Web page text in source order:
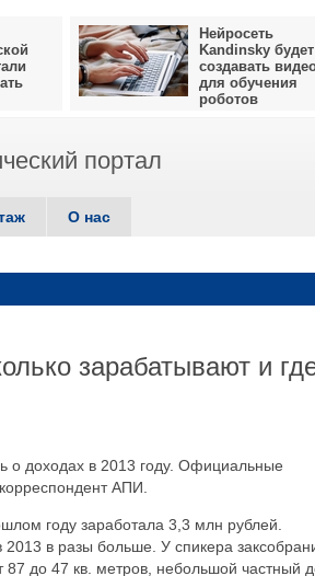
Нейросеть
Kandinsky будет
создавать
для обучения
роботов
портал
О нас
зарабатывают и
о доходах в 2013 году. Официальные
АПИ.
году заработала 3,3 млн рублей.
в разы больше. У спикера
87 до 47 кв. метров, небольшой частный